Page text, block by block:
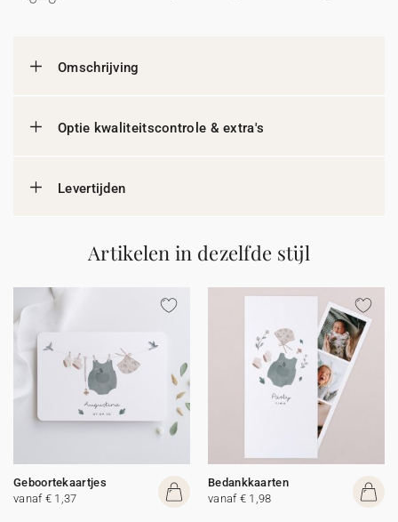
Omschrijving
Optie kwaliteitscontrole & extra's
Levertijden
Artikelen in dezelfde stijl
Geboortekaartjes
vanaf € 1,37
Bedankkaarten
vanaf € 1,98